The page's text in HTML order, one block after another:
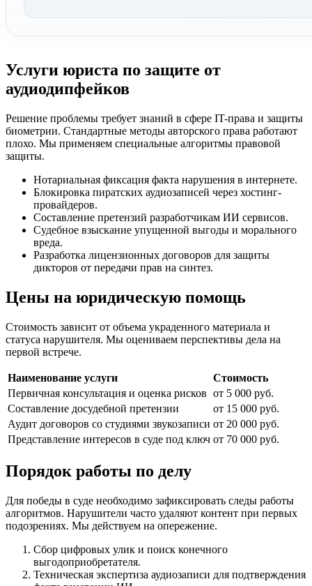
Услуги юриста по защите от
аудиодипфейков
Решение проблемы требует знаний в сфере IT-права и защиты
биометрии. Стандартные методы авторского права работают
плохо. Мы применяем специальные алгоритмы правовой
защиты.
Нотариальная фиксация факта нарушения в интернете.
Блокировка пиратских аудиозаписей через хостинг-
провайдеров.
Составление претензий разработчикам ИИ сервисов.
Судебное взыскание упущенной выгоды и морального
вреда.
Разработка лицензионных договоров для защиты
дикторов от передачи прав на синтез.
Цены на юридическую помощь
Стоимость зависит от объема украденного материала и
статуса нарушителя. Мы оцениваем перспективы дела на
первой встрече.
Наименование услуги
Стоимость
Первичная консультация и оценка рисков от 5 000 руб.
Составление досудебной претензии
от 15 000 руб.
Аудит договоров со студиями звукозаписи от 20 000 руб.
Представление интересов в суде под ключ от 70 000 руб.
Порядок работы по делу
Для победы в суде необходимо зафиксировать следы работы
алгоритмов. Нарушители часто удаляют контент при первых
подозрениях. Мы действуем на опережение.
Сбор цифровых улик и поиск конечного
выгодоприобретателя.
Техническая экспертиза аудиозаписи для подтверждения